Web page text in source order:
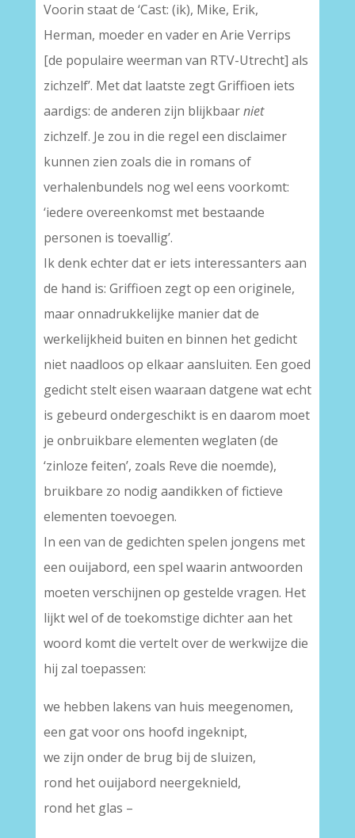
Voorin staat de ‘Cast: (ik), Mike, Erik,
Herman, moeder en vader en Arie Verrips
[de populaire weerman van RTV-Utrecht] als
zichzelf’. Met dat laatste zegt Griffioen iets
aardigs: de anderen zijn blijkbaarniet
zichzelf. Je zou in die regel een disclaimer
kunnen zien zoals die in romans of
verhalenbundels nog wel eens voorkomt:
‘iedere overeenkomst met bestaande
personen is toevallig’.
Ik denk echter dat er iets interessanters aan
de hand is: Griffioen zegt op een originele,
maar onnadrukkelijke manier dat de
werkelijkheid buiten en binnen het gedicht
niet naadloos op elkaar aansluiten. Een goed
gedicht stelt eisen waaraan datgene wat echt
is gebeurd ondergeschikt is en daarom moet
je onbruikbare elementen weglaten (de
‘zinloze feiten’, zoals Reve die noemde),
bruikbare zo nodig aandikken of fictieve
elementen toevoegen.
In een van de gedichten spelen jongens met
een ouijabord, een spel waarin antwoorden
moeten verschijnen op gestelde vragen. Het
lijkt wel of de toekomstige dichter aan het
woord komt die vertelt over de werkwijze die
hij zal toepassen:
we hebben lakens van huis meegenomen,
een gat voor ons hoofd ingeknipt,
we zijn onder de brug bij de sluizen,
rond het ouijabord neergeknield,
rond het glas –